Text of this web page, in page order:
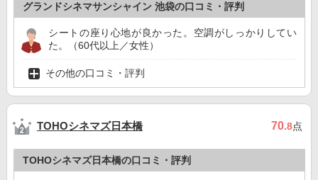
グランドシネマサンシャイン 池袋の口コミ・評判
シートの座り心地が良かった。空調がしっかりしてい
た。（60代以上／女性）
その他の口コミ・評判
TOHOシネマズ日本橋 70.8点
TOHOシネマズ日本橋の口コミ・評判